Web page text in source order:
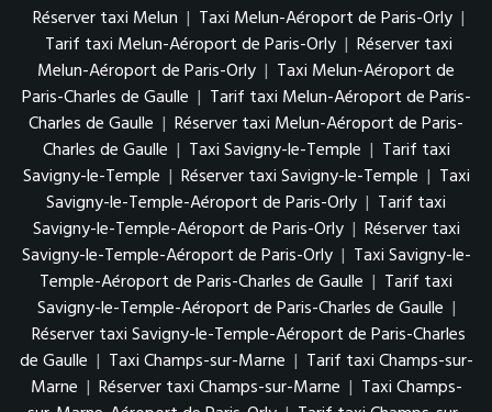
Réserver taxi Melun | Taxi Melun-Aéroport de Paris-Orly |
Tarif taxi Melun-Aéroport de Paris-Orly | Réserver taxi
Melun-Aéroport de Paris-Orly | Taxi Melun-Aéroport de
Paris-Charles de Gaulle | Tarif taxi Melun-Aéroport de Paris-
Charles de Gaulle | Réserver taxi Melun-Aéroport de Paris-
Charles de Gaulle | Taxi Savigny-le-Temple | Tarif taxi
Savigny-le-Temple | Réserver taxi Savigny-le-Temple | Taxi
Savigny-le-Temple-Aéroport de Paris-Orly | Tarif taxi
Savigny-le-Temple-Aéroport de Paris-Orly | Réserver taxi
Savigny-le-Temple-Aéroport de Paris-Orly | Taxi Savigny-le-
Temple-Aéroport de Paris-Charles de Gaulle | Tarif taxi
Savigny-le-Temple-Aéroport de Paris-Charles de Gaulle |
Réserver taxi Savigny-le-Temple-Aéroport de Paris-Charles
de Gaulle | Taxi Champs-sur-Marne | Tarif taxi Champs-sur-
Marne | Réserver taxi Champs-sur-Marne | Taxi Champs-